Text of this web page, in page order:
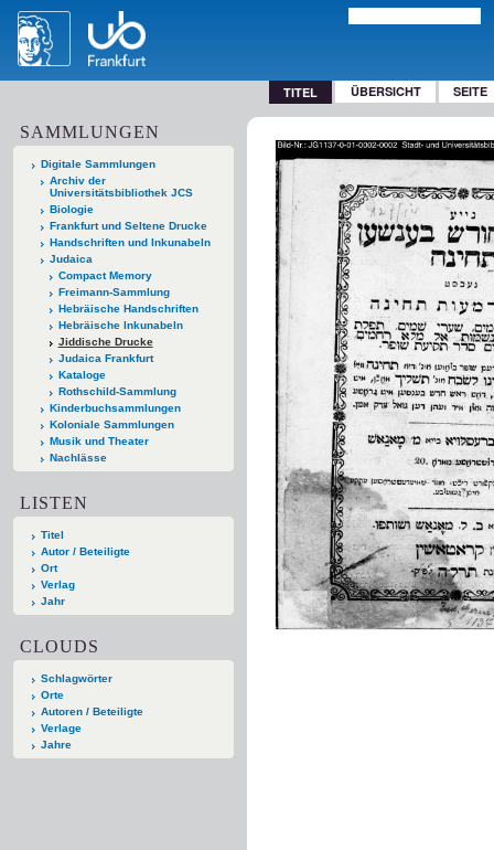
TITEL ÜBERSICHT SEITE
SAMMLUNGEN
Digitale Sammlungen
Archiv der
Universitätsbibliothek JCS
Biologie
Frankfurt und Seltene Drucke
Handschriften und Inkunabeln
Judaica
Compact Memory
Freimann-Sammlung
Hebräische Handschriften
Hebräische Inkunabeln
Jiddische Drucke
Judaica Frankfurt
Kataloge
Rothschild-Sammlung
Kinderbuchsammlungen
Koloniale Sammlungen
Musik und Theater
Nachlässe
LISTEN
Titel
Autor / Beteiligte
Ort
Verlag
Jahr
CLOUDS
Schlagwörter
Orte
Autoren / Beteiligte
Verlage
Jahre